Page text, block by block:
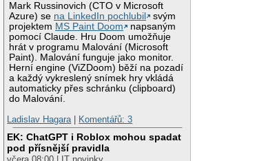
Mark Russinovich (CTO v Microsoft
Azure) se na LinkedIn pochlubil
svým
projektem MS Paint Doom
napsaným
pomocí Claude. Hru Doom umožňuje
hrát v programu Malování (Microsoft
Paint). Malování funguje jako monitor.
Herní engine (ViZDoom) běží na pozadí
a každý vykreslený snímek hry vkládá
automaticky přes schránku (clipboard)
do Malování.
Ladislav Hagara
Komentářů: 3
EK: ChatGPT i Roblox mohou spadat
pod přísnější pravidla